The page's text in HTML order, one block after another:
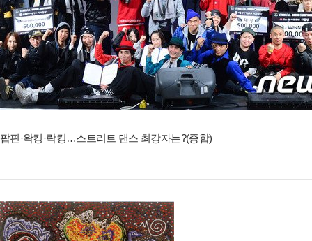
팝핀·왁킹·락킹…스트리트 댄스 최강자는?(종합)